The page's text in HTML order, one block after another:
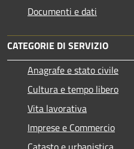
Documenti e dati
CATEGORIE DI SERVIZIO
Anagrafe e stato civile
Cultura e tempo libero
Vita lavorativa
Imprese e Commercio